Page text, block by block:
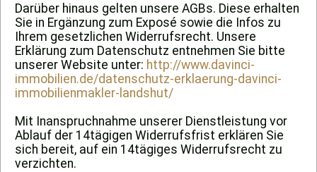
Darüber hinaus gelten unsere AGBs. Diese erhalten
Sie in Ergänzung zum Exposé sowie die Infos zu
Ihrem gesetzlichen Widerrufsrecht. Unsere
Erklärung zum Datenschutz entnehmen Sie bitte
unserer Website unter: http://www.davinci-
immobilien.de/datenschutz-erklaerung-davinci-
immobilienmakler-landshut/
Mit Inanspruchnahme unserer Dienstleistung vor
Ablauf der 14tägigen Widerrufsfrist erklären Sie
sich bereit, auf ein 14tägiges Widerrufsrecht zu
verzichten.